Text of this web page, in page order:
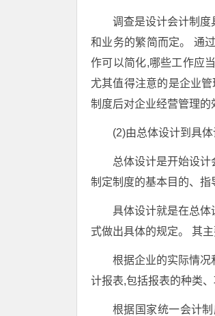
调查是设计会计制
和业务的繁简而定。 通
作可以简化,哪些工作应
尤其值得注意的是企业
制度后对企业经营管理的
(2)由总体设计到具
总体设计是开始设
制定制度的基本目的、
具体设计就是在总
式做出具体的规定。 其
根据企业的实际情
计报表,包括报表的种类
根据国家统一会计